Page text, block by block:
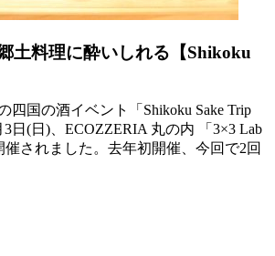
土料理に酔いしれる【Shikoku
四国の酒イベント「Shikoku Sake Trip
3日(日)、ECOZZERIA 丸の内 「3×3 Lab
催されました。去年初開催、今回で2回